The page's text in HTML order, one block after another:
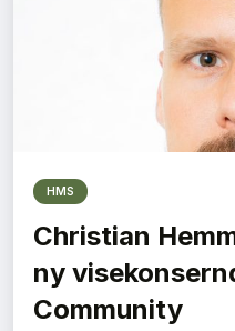
HMS
Christian
ny
Community